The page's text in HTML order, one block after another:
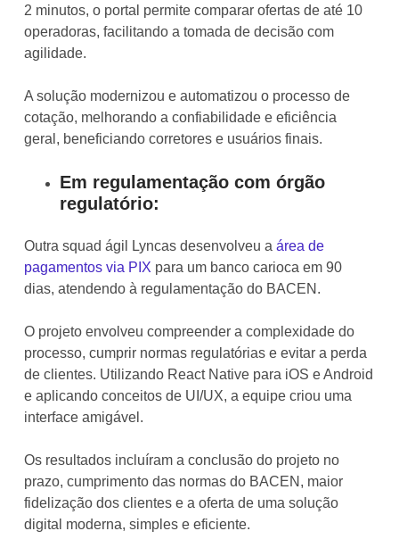
2 minutos, o portal permite comparar ofertas de até 10
operadoras, facilitando a tomada de decisão com
agilidade.
A solução modernizou e automatizou o processo de
cotação, melhorando a confiabilidade e eficiência
geral, beneficiando corretores e usuários finais.
Em regulamentação com órgão
regulatório:
Outra squad ágil Lyncas desenvolveu a área de
pagamentos via PIX para um banco carioca em 90
dias, atendendo à regulamentação do BACEN.
O projeto envolveu compreender a complexidade do
processo, cumprir normas regulatórias e evitar a perda
de clientes. Utilizando React Native para iOS e Android
e aplicando conceitos de UI/UX, a equipe criou uma
interface amigável.
Os resultados incluíram a conclusão do projeto no
prazo, cumprimento das normas do BACEN, maior
fidelização dos clientes e a oferta de uma solução
digital moderna, simples e eficiente.